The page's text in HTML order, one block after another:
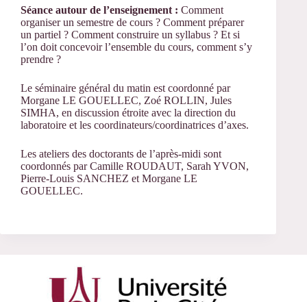
Séance autour de l’enseignement : Comment
organiser un semestre de cours ? Comment préparer
un partiel ? Comment construire un syllabus ? Et si
l’on doit concevoir l’ensemble du cours, comment s’y
prendre ?
Le séminaire général du matin est coordonné par
Morgane LE GOUELLEC, Zoé ROLLIN, Jules
SIMHA, en discussion étroite avec la direction du
laboratoire et les coordinateurs/coordinatrices d’axes.
Les ateliers des doctorants de l’après-midi sont
coordonnés par Camille ROUDAUT, Sarah YVON,
Pierre-Louis SANCHEZ et Morgane LE
GOUELLEC.